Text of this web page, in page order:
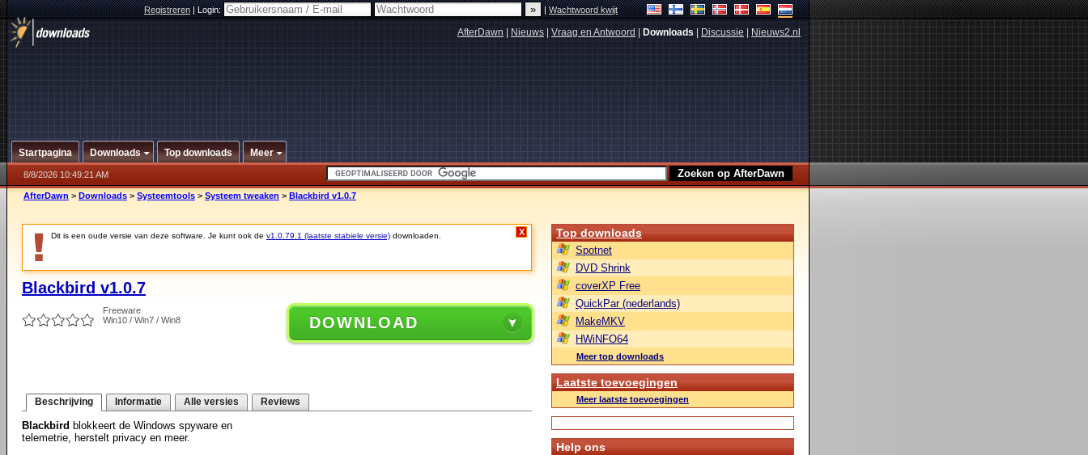
Registreren|Login: |Wachtwoord kwijt
AfterDawn Nieuws Vraag en Antwoord Downloads Discussie Nieuws2.nl
Startpagina Downloads Top downloads Meer
8/8/2026 10:49:21 AM
AfterDawn > Downloads > Systeemtools > Systeem tweaken > Blackbird v1.0.7
Dit is een oude versie van deze software. Je kunt ook de v1.0.79.1 (laatste stabiele versie) downloaden. X
Blackbird v1.0.7
Freeware
Win10 / Win7 / Win8
DOWNLOAD
Beschrijving Informatie Alle versies Reviews
Blackbird blokkeert de Windows spyware en
telemetrie, herstelt privacy en meer.
Top downloads
Spotnet
DVD Shrink
coverXP Free
QuickPar (nederlands)
MakeMKV
HWiNFO64
Meer top downloads
Laatste toevoegingen
Meer laatste toevoegingen
Help ons